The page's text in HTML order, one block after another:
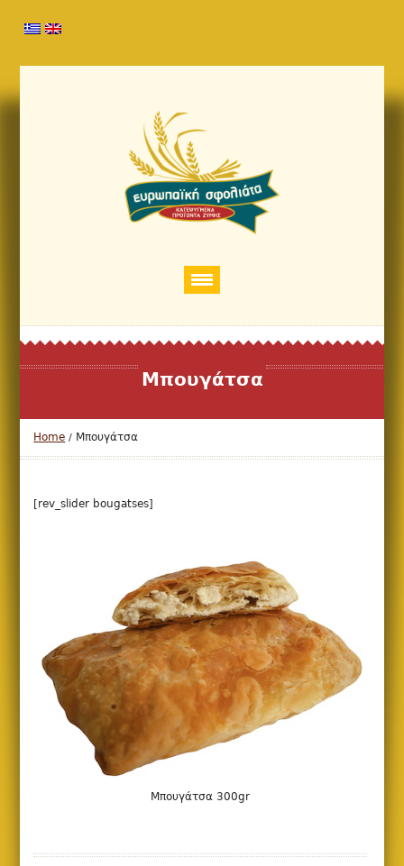
Μπουγάτσα
Home / Μπουγάτσα
[rev_slider bougatses]
Μπουγάτσα 300gr
DETAILS